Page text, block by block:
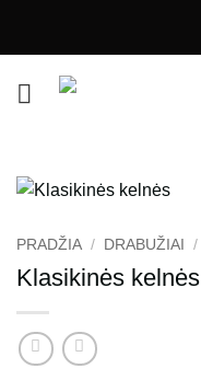
PRADŽIA / DRABUŽIAI /
Klasikinės kelnės